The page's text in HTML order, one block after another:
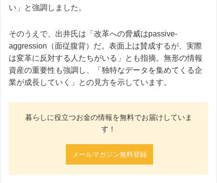
い」と強調しました。
そのうえで、出井氏は「改革への脅威はpassive-
aggression（面従腹背）だ。表面上は賛成するが、実際
は変革に反対する人たちがいる」とも指摘。無形の情報
資産の重要性も強調し、「独特なデータを集めてくる企
業が成長していく」との見方を示しています。
暮らしに役立つお金の情報を無料でお届けしていま
す！
メールマガジン無料登録